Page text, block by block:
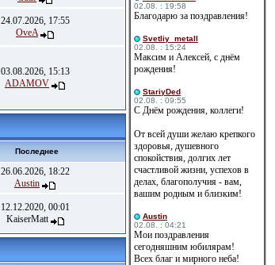
24.07.2026, 17:55
OveA
03.08.2026, 15:13
ADAMOV
Последнее
26.06.2026, 18:22
Austin
12.12.2020, 00:01
KaiserMatt
02.08. : 19:58
Благодарю за поздравления!
Svetliy_metall
02.08. : 15:24
Максим и Алексей, с днём
рождения!
StariyDed
02.08. : 09:55
С Днём рождения, коллеги!
От всей души желаю крепкого
здоровья, душевного
спокойствия, долгих лет
счастливой жизни, успехов в
делах, благополучия - вам,
вашим родным и близким!
Austin
02.08. : 04:21
Мои поздравления
сегодняшним юбилярам!
Всех благ и мирного неба!